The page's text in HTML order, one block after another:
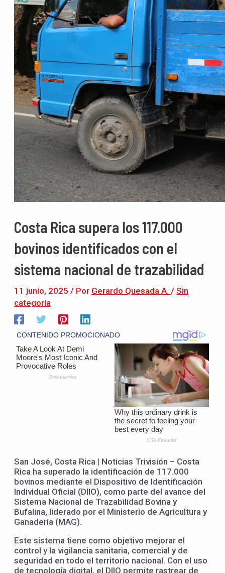
Costa Rica supera los 117.000
bovinos identificados con el
sistema nacional de trazabilidad
11 junio, 2025 / Por Gerardo Quesada A. / Sin
categoría
San José, Costa Rica | Noticias Trivisión – Costa
Rica ha superado la identificación de 117.000
bovinos mediante el Dispositivo de Identificación
Individual Oficial (DIIO), como parte del avance del
Sistema Nacional de Trazabilidad Bovina y
Bufalina, liderado por el Ministerio de Agricultura y
Ganadería (MAG).
Este sistema tiene como objetivo mejorar el
control y la vigilancia sanitaria, comercial y de
seguridad en todo el territorio nacional. Con el uso
de tecnología digital, el DIIO permite rastrear de